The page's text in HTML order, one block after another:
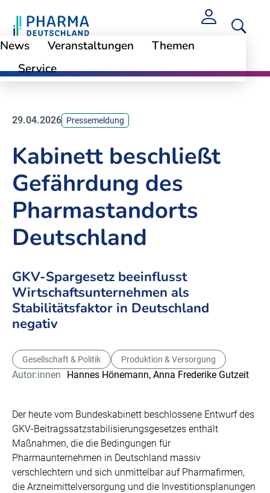
News Veranstaltungen
Themen
Service
News
29.04.2026 Pressemeldung
Kabinett beschließt
Gefährdung des
Pharmastandorts
Deutschland
GKV-Spargesetz beeinflusst
Wirtschaftsunternehmen als
Stabilitätsfaktor in Deutschland
negativ
Gesellschaft & Politik Produktion & Versorgung
Autor:innen Hannes Hönemann, Anna Frederike Gutzeit
Der heute vom Bundeskabinett beschlossene Entwurf des
GKV-Beitragssatzstabilisierungsgesetzes enthält
Maßnahmen, die die Bedingungen für
Pharmaunternehmen in Deutschland massiv
verschlechtern und sich unmittelbar auf Pharmafirmen,
die Arzneimittelversorgung und die Investitionsplanungen